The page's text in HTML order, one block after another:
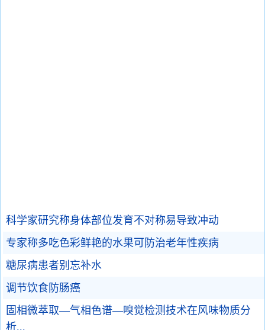
科学家研究称身体部位发育不对称易导致冲动
专家称多吃色彩鲜艳的水果可防治老年性疾病
糖尿病患者别忘补水
调节饮食防肠癌
固相微萃取—气相色谱—嗅觉检测技术在风味物质分
析...